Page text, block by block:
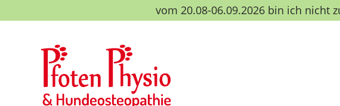
vom 20.08-06.09.2026 bin ich nicht